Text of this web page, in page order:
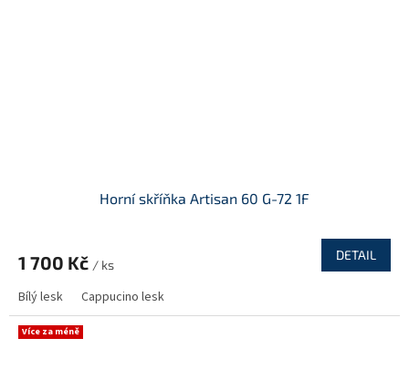
Horní skříňka Artisan 60 G-72 1F
1 700 Kč / ks
DETAIL
Bílý lesk Cappucino lesk
Více za méně